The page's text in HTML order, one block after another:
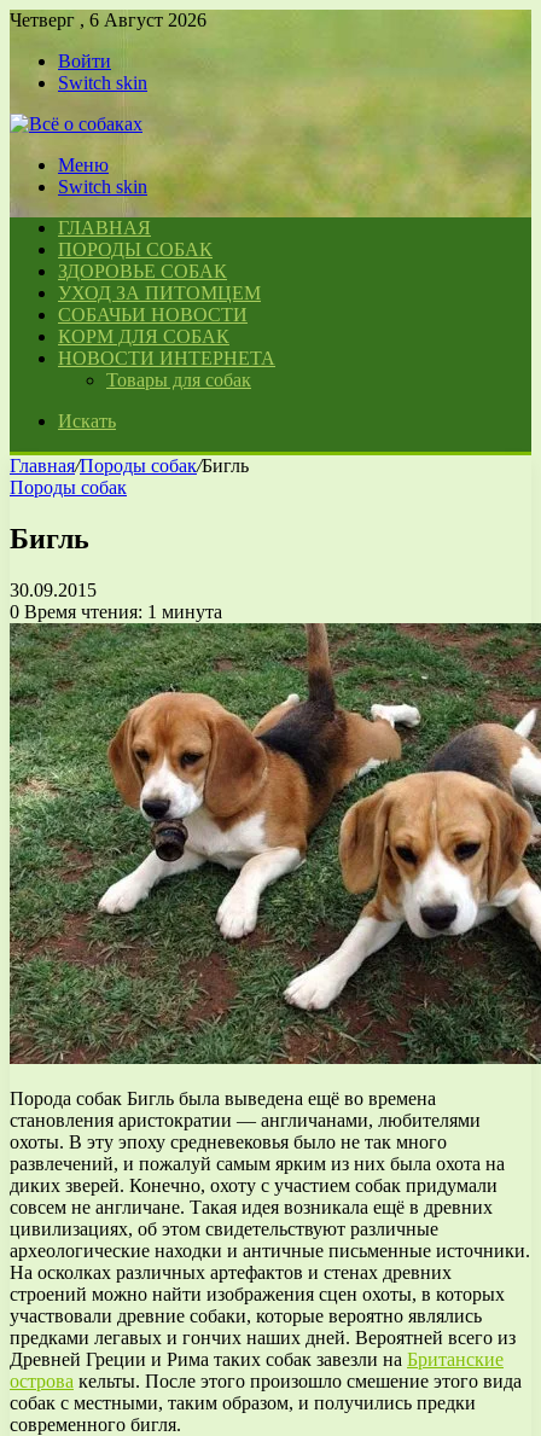
Четверг , 6 Август 2026
Войти
Switch skin
Меню
Switch skin
ГЛАВНАЯ
ПОРОДЫ СОБАК
ЗДОРОВЬЕ СОБАК
УХОД ЗА ПИТОМЦЕМ
СОБАЧЬИ НОВОСТИ
КОРМ ДЛЯ СОБАК
НОВОСТИ ИНТЕРНЕТА
Товары для собак
Искать
Главная/Породы собак/Бигль
Породы собак
Бигль
30.09.2015
0 Время чтения: 1 минута
Порода собак Бигль была выведена ещё во времена
становления аристократии — англичанами, любителями
охоты. В эту эпоху средневековья было не так много
развлечений, и пожалуй самым ярким из них была охота на
диких зверей. Конечно, охоту с участием собак придумали
совсем не англичане. Такая идея возникала ещё в древних
цивилизациях, об этом свидетельствуют различные
археологические находки и античные письменные источники.
На осколках различных артефактов и стенах древних
строений можно найти изображения сцен охоты, в которых
участвовали древние собаки, которые вероятно являлись
предками легавых и гончих наших дней. Вероятней всего из
Древней Греции и Рима таких собак завезли на Британские
острова кельты. После этого произошло смешение этого вида
собак с местными, таким образом, и получились предки
современного бигля.